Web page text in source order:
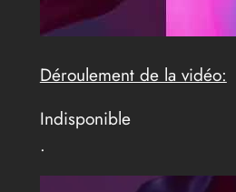
Déroulement de la vidéo:
Indisponible
.